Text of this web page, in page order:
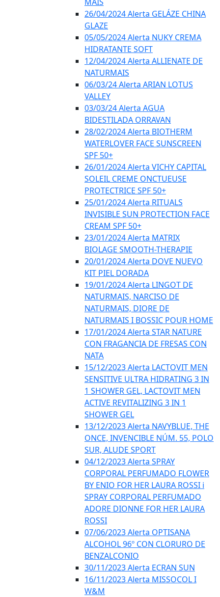
26/04/2024 Alerta GELÁZE CHINA
GLAZE
05/05/2024 Alerta NUKY CREMA
HIDRATANTE SOFT
12/04/2024 Alerta ALLIENATE DE
NATURMAIS
06/03/24 Alerta ARIAN LOTUS
VALLEY
03/03/24 Alerta AGUA
BIDESTILADA ORRAVAN
28/02/2024 Alerta BIOTHERM
WATERLOVER FACE SUNSCREEN
SPF 50+
26/01/2024 Alerta VICHY CAPITAL
SOLEIL CREME ONCTUEUSE
PROTECTRICE SPF 50+
25/01/2024 Alerta RITUALS
INVISIBLE SUN PROTECTION FACE
CREAM SPF 50+
23/01/2024 Alerta MATRIX
BIOLAGE SMOOTH-THERAPIE
20/01/2024 Alerta DOVE NUEVO
KIT PIEL DORADA
19/01/2024 Alerta LINGOT DE
NATURMAIS, NARCISO DE
NATURMAIS, DIORE DE
NATURMAIS I BOSSIC POUR HOME
17/01/2024 Alerta STAR NATURE
CON FRAGANCIA DE FRESAS CON
NATA
15/12/2023 Alerta LACTOVIT MEN
SENSITIVE ULTRA HIDRATING 3 IN
1 SHOWER GEL, LACTOVIT MEN
ACTIVE REVITALIZING 3 IN 1
SHOWER GEL
13/12/2023 Alerta NAVYBLUE, THE
ONCE, INVENCIBLE NÚM. 55, POLO
SUR, ALUDE SPORT
04/12/2023 Alerta SPRAY
CORPORAL PERFUMADO FLOWER
BY ENIO FOR HER LAURA ROSSI i
SPRAY CORPORAL PERFUMADO
ADORE DIONNE FOR HER LAURA
ROSSI
07/06/2023 Alerta OPTISANA
ALCOHOL 96º CON CLORURO DE
BENZALCONIO
30/11/2023 Alerta ECRAN SUN
16/11/2023 Alerta MISSOCOL I
W&M